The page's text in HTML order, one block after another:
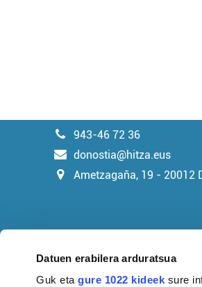
Datuen erabilera arduratsua
Guk etagure 1022 kideek sure
943-46 72 36
donostia@hitza.eus
Ametzagaña, 19 - 20012